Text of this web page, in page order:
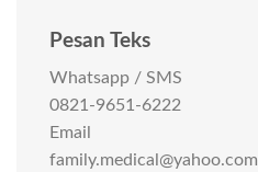
Pesan Teks
Whatsapp / SMS
0821-9651-6222
Email
family.medical@yahoo.com